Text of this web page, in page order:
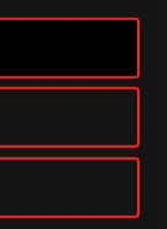
1 : 6